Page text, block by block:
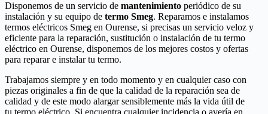
Disponemos de un servicio de mantenimiento periódico de su
instalación y su equipo de termo Smeg. Reparamos e instalamos
termos eléctricos Smeg en Ourense, si precisas un servicio veloz y
eficiente para la reparación, sustitución o instalación de tu termo
eléctrico en Ourense, disponemos de los mejores costos y ofertas
para reparar e instalar tu termo.
Trabajamos siempre y en todo momento y en cualquier caso con
piezas originales a fin de que la calidad de la reparación sea de
calidad y de este modo alargar sensiblemente más la vida útil de